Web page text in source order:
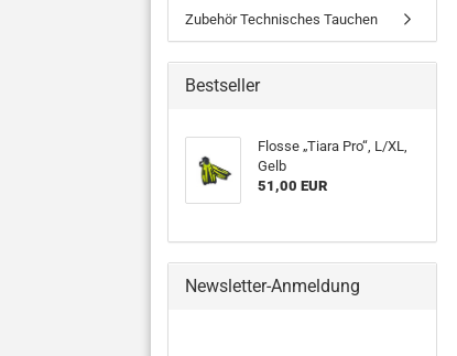
Zubehör Technisches Tauchen
Bestseller
Flosse „Tiara Pro“, L/XL,
Gelb
51,00 EUR
Newsletter-Anmeldung